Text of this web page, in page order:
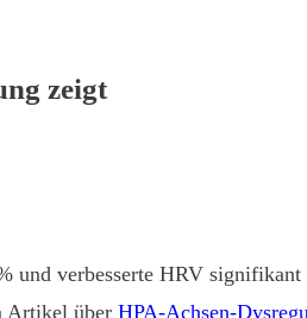
zeigt
verbesserte HRV
Artikel über HPA-Achsen-